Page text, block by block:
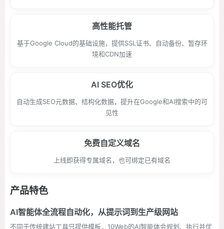
高性能托管
基于Google Cloud的基础设施，提供SSL证书、自动备份、暂存环
境和CDN加速
AI SEO优化
自动生成SEO元数据、结构化数据，提升在Google和AI搜索中的可
见性
免费自定义域名
上线即获得专属域名，也可绑定已有域名
产品特色
AI智能体全流程自动化，从提示词到生产级网站
不同于传统建站工具只提供模板，10Web的AI智能体会规划、执行并优